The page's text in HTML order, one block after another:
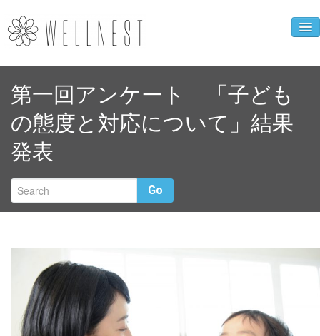
企業ニュース
人財育成事業
WELLNEST診断
お母さんの心得
クローバーカフェ
企業概要
第一回アンケート 「子ども
の態度と対応について」結果
発表
Go